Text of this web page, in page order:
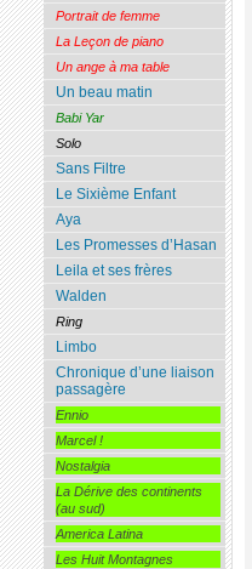
Portrait de femme
La Leçon de piano
Un ange à ma table
Un beau matin
Babi Yar
Solo
Sans Filtre
Le Sixième Enfant
Aya
Les Promesses d’Hasan
Leila et ses frères
Walden
Ring
Limbo
Chronique d’une liaison
passagère
Ennio
Marcel !
Nostalgia
La Dérive des continents
(au sud)
America Latina
Les Huit Montagnes